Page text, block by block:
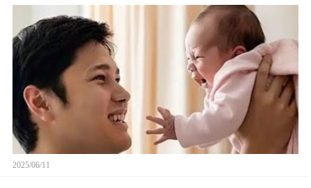
題に！山本由伸や佐々木朗希は知ってそう！
2025/06/11